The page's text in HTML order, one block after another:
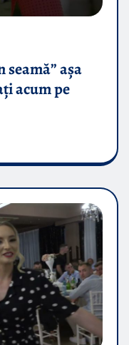
așa
acum pe